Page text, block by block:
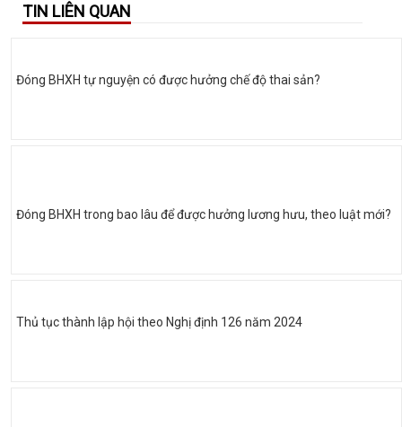
TIN LIÊN QUAN
Đóng BHXH tự nguyện có được hưởng chế độ thai sản?
Đóng BHXH trong bao lâu để được hưởng lương hưu, theo luật mới?
Thủ tục thành lập hội theo Nghị định 126 năm 2024